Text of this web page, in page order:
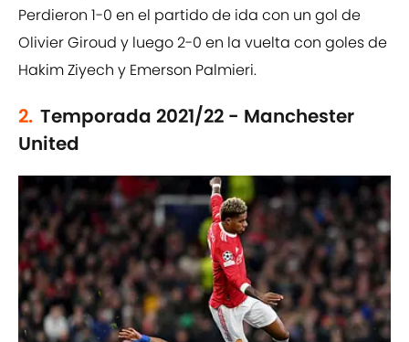
Perdieron 1-0 en el partido de ida con un gol de
Olivier Giroud y luego 2-0 en la vuelta con goles de
Hakim Ziyech y Emerson Palmieri.
2. Temporada 2021/22 - Manchester
United